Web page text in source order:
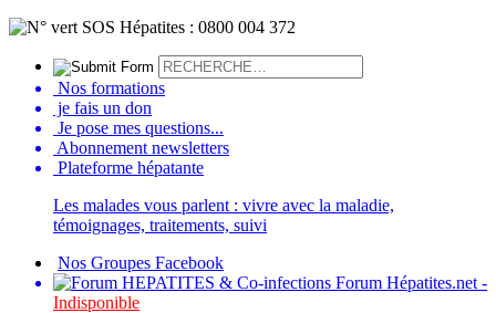
Nos formations
je fais un don
Je pose mes questions...
Abonnement newsletters
Plateforme hépatante
Les malades vous parlent : vivre avec la maladie,
témoignages, traitements, suivi
Nos Groupes Facebook
Forum Hépatites.net -
Indisponible